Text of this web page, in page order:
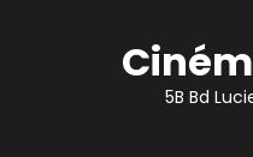
5B Bd